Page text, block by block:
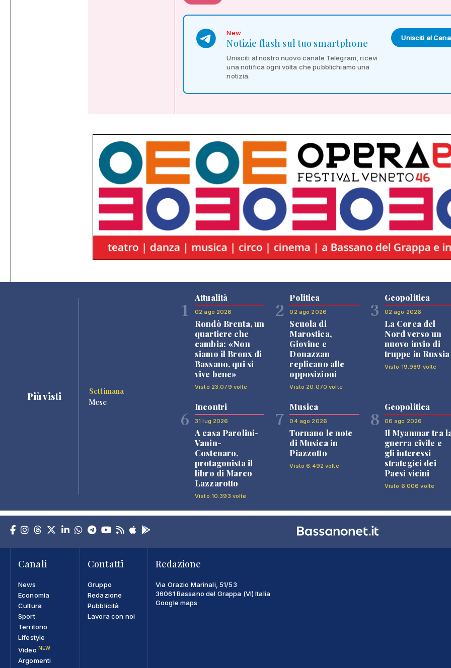
New
Notizie flash sul tuo smartphone
Unisciti al nostro nuovo canale Telegram, ricevi
una notifica ogni volta che pubblichiamo una
notizia.
Unisciti al
Più visti
Settimana
Mese
1
Attualità
02 ago 2026
Rondò Brenta, un
quartiere che
cambia: «Non
siamo il Bronx di
Bassano, qui si
vive bene»
Visto 23.079 volte
2
Politica
02 ago 2026
Scuola di
Marostica,
Giovine e
Donazzan
replicano alle
opposizioni
Visto 20.070 volte
3
Geopolitica
02 ago 2026
La Corea del
Nord verso un
nuovo invio di
truppe in Russia
Visto 19.989 volte
6
Incontri
31 lug 2026
A casa Parolini-
Vanin-
Costenaro,
protagonista il
libro di Marco
Lazzarotto
Visto 10.393 volte
7
Musica
04 ago 2026
Tornano le note
di Musica in
Piazzotto
Visto 6.492 volte
8
Geopolitica
06 ago 2026
Il Myanmar tra
guerra civile e
gli interessi
strategici dei
Paesi vicini
Visto 6.006 volte
Canali
News
Economia
Cultura
Sport
Territorio
Lifestyle
Video NEW
Argomenti
Contatti
Gruppo
Redazione
Pubblicità
Lavora con noi
Redazione
Via Orazio Marinali, 51/53
36061 Bassano del Grappa (VI) Italia
Google maps